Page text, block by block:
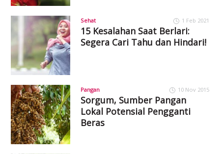
Sehat 1 Feb 2021
15 Kesalahan Saat Berlari:
Segera Cari Tahu dan Hindari!
Pangan 10 Nov 2015
Sorgum, Sumber Pangan
Lokal Potensial Pengganti
Beras